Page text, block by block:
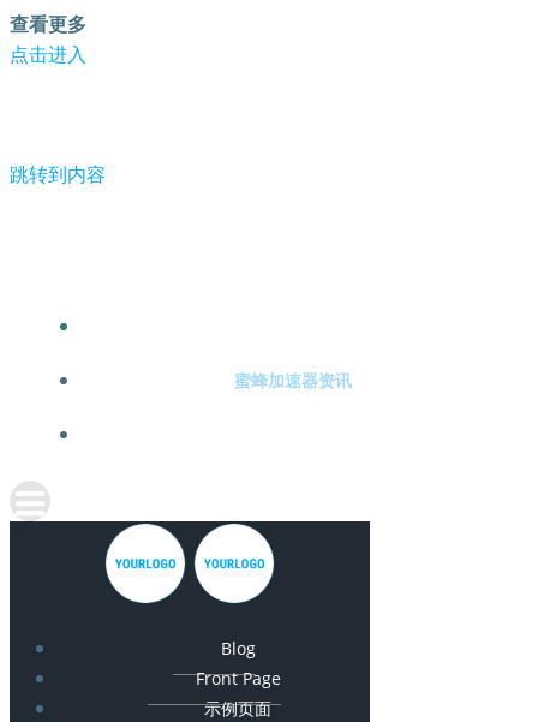
查看更多
点击进入
跳转到内容
蜜蜂加速器资讯
Blog
Front Page
示例页面